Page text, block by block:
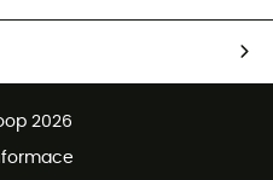
2026